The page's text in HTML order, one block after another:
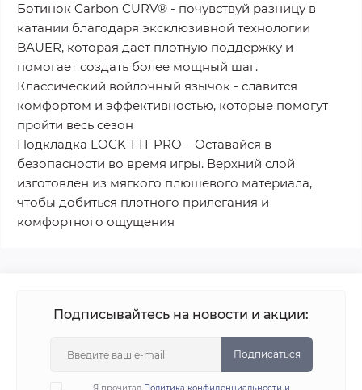
Ботинок Carbon CURV® - почувствуй разницу в
катании благодаря эксклюзивной технологии
BAUER, которая дает плотную поддержку и
помогает создать более мощный шаг.
Классический войлочный язычок - славится
комфортом и эффективностью, которые помогут
пройти весь сезон
Подкладка LOCK-FIT PRO – Оставайся в
безопасности во время игры. Верхний слой
изготовлен из мягкого плюшевого материала,
чтобы добиться плотного прилегания и
комфортного ощущения
Подписывайтесь на новости и акции:
Подписаться